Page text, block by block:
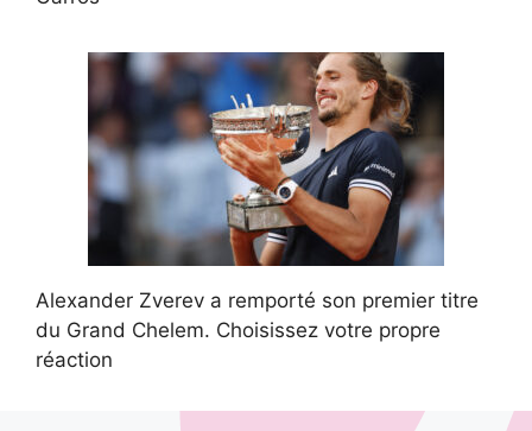
Alexander Zverev a remporté son premier titre
du Grand Chelem. Choisissez votre propre
réaction